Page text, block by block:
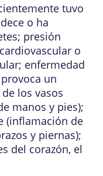
tuvo
o ha
presión
o
enfermedad
un
los vasos
manos y pies);
(inflamación de
y piernas);
del corazón, el